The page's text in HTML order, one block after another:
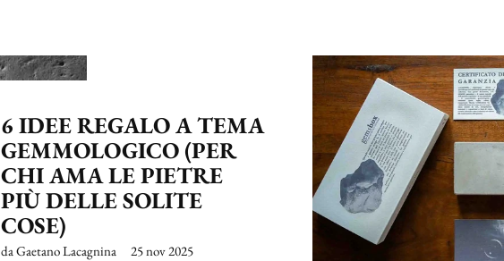
6 IDEE REGALO A TEMA
GEMMOLOGICO (PER
CHI AMA LE PIETRE
PIÙ DELLE SOLITE
COSE)
da Gaetano Lacagnina 25 nov 2025